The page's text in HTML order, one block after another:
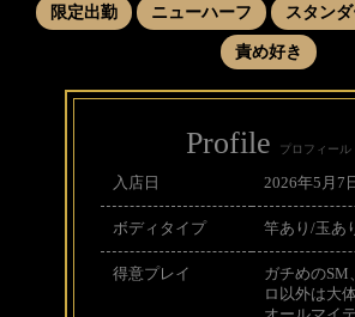
限定出勤
ニューハーフ スタン
責め好き
Profile プロフィール
入店日 2026年5月7
ボディタイプ 竿あり/玉あ
得意プレイ
ガチめのSM
ロ以外は大